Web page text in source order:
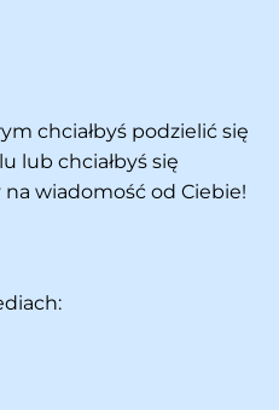
chciałbyś podzielić się
lub chciałbyś się
wiadomość od Ciebie!